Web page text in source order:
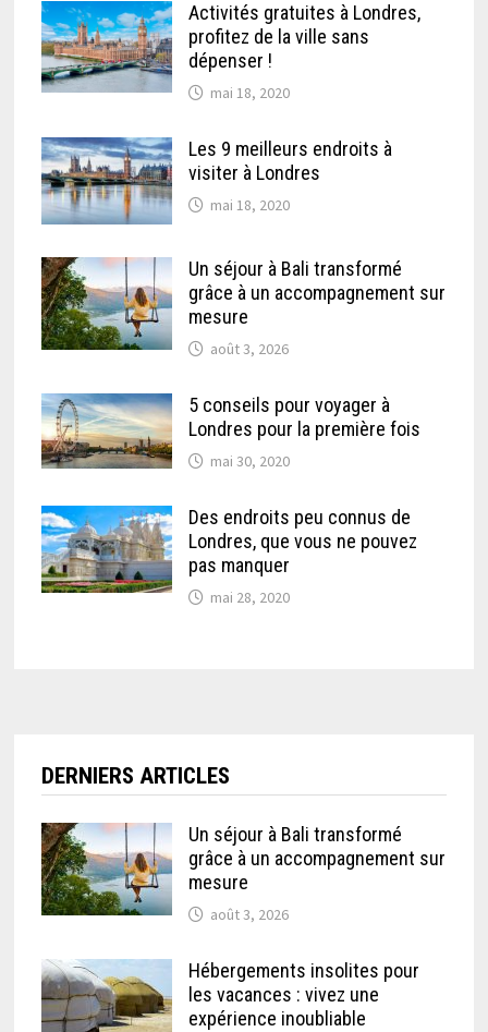
Activités gratuites à Londres,
profitez de la ville sans
dépenser !
mai 18, 2020
Les 9 meilleurs endroits à
visiter à Londres
mai 18, 2020
Un séjour à Bali transformé
grâce à un accompagnement sur
mesure
août 3, 2026
5 conseils pour voyager à
Londres pour la première fois
mai 30, 2020
Des endroits peu connus de
Londres, que vous ne pouvez
pas manquer
mai 28, 2020
DERNIERS ARTICLES
Un séjour à Bali transformé
grâce à un accompagnement sur
mesure
août 3, 2026
Hébergements insolites pour
les vacances : vivez une
expérience inoubliable